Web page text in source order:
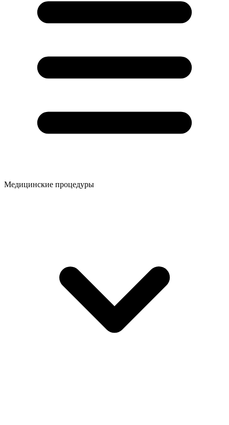
Медицинские процедуры